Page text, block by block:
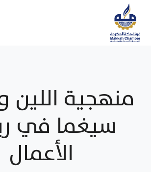
منهجية اللين
سيغما في
الأعمال